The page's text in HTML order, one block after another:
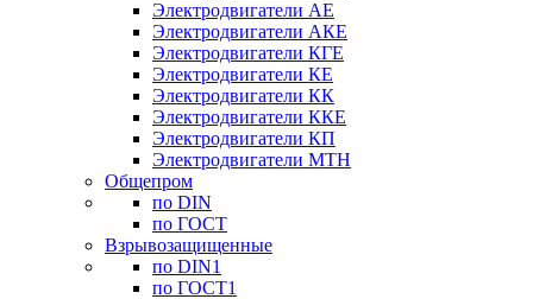
Электродвигатели АЕ
Электродвигатели АКЕ
Электродвигатели КГЕ
Электродвигатели КЕ
Электродвигатели КК
Электродвигатели ККЕ
Электродвигатели КП
Электродвигатели МТН
Общепром
по DIN
по ГОСТ
Взрывозащищенные
по DIN1
по ГОСТ1